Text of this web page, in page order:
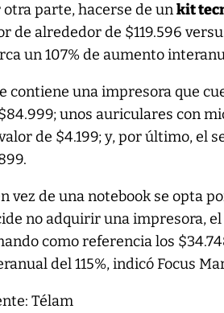
otra parte, hacerse de unkit
de alrededor de $119.596
un 107% de aumento
contiene una impresora que
unos auriculares con
de $4.199; y, por último, el
vez de una notebook se opta
no adquirir una impresora,
como referencia los
del 115%, indicó Focus
Télam